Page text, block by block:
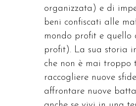
organizzata) e di
beni confiscati alle
mondo profit e quello
profit). La sua storia
che non è mai troppo
raccogliere nuove
affrontare nuove